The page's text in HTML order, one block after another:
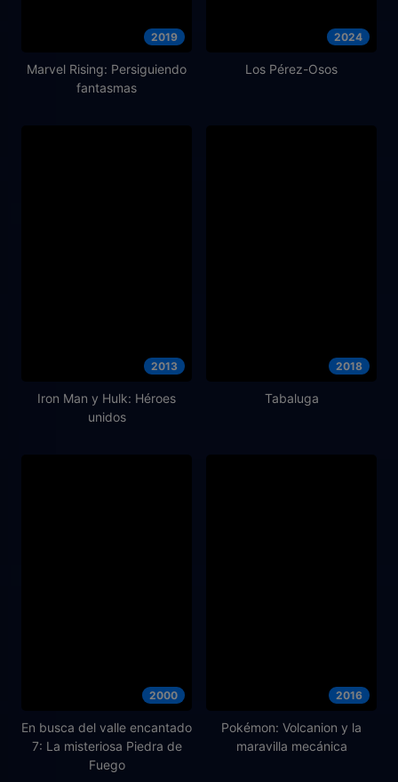
2019
Marvel Rising: Persiguiendo
fantasmas
2024
Los Pérez-Osos
2013
Iron Man y Hulk: Héroes
unidos
2018
Tabaluga
2000
En busca del valle encantado
7: La misteriosa Piedra de
Fuego
2016
Pokémon: Volcanion y la
maravilla mecánica